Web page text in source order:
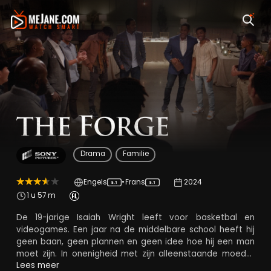
The Forge
Drama Familie
Engels 5.1 •Frans 5.1
2024
1 u 57 m
De 19-jarige Isaiah Wright leeft voor basketbal en
videogames. Een jaar na de middelbare school heeft hij
geen baan, geen plannen en geen idee hoe hij een man
moet zijn. In onenigheid met zijn alleenstaande moeder
Cynthia krijgt Jesaja een ultimatum: opstaan ​​of
Lees meer